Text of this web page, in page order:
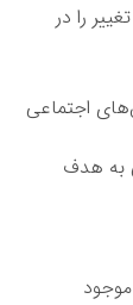
را در
اجتماعی
به هدف